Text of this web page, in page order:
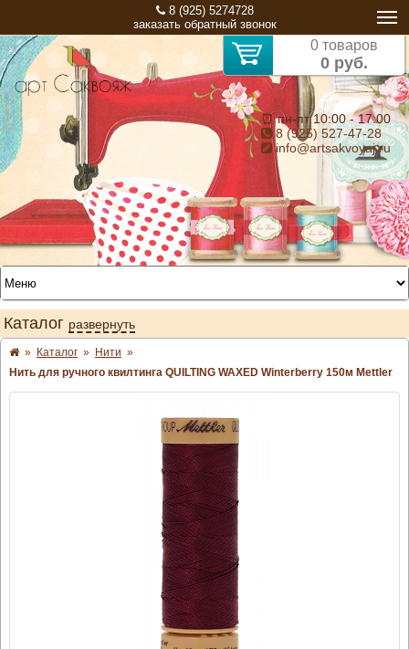
8 (925) 5274728
заказать обратный звонок
0 товаров
0 руб.
⏰ пн-пт 10:00 - 17:00
8 (925) 527-47-28
info@artsakvoyaj.ru
Каталог развернуть
» Каталог » Нити »
Нить для ручного квилтинга QUILTING WAXED Winterberry 150м Mettler